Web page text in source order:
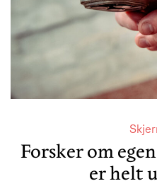
Forsker om
er helt